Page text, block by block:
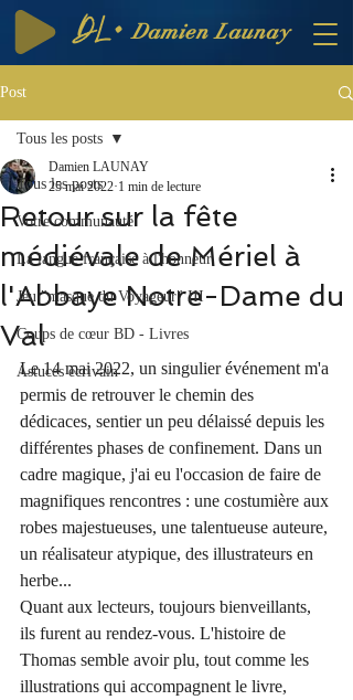
DL· Damien Launay
Post
Tous les posts
Votre communauté
La langue française à l'honneur
Jeu "masque du Voyageur" III
Coups de cœur BD - Livres
Astuces écrivain
Tous les posts
Retour sur la fête
médiévale de Mériel à
l'Abbaye Notre-Dame du
Val
Damien LAUNAY
25 mai 2022 1 min de lecture
Le 14 mai 2022, un singulier événement m'a
permis de retrouver le chemin des
dédicaces, sentier un peu délaissé depuis les
différentes phases de confinement. Dans un
cadre magique, j'ai eu l'occasion de faire de
magnifiques rencontres : une costumière aux
robes majestueuses, une talentueuse auteure,
un réalisateur atypique, des illustrateurs en
herbe...
Quant aux lecteurs, toujours bienveillants,
ils furent au rendez-vous. L'histoire de
Thomas semble avoir plu, tout comme les
illustrations qui accompagnent le livre,